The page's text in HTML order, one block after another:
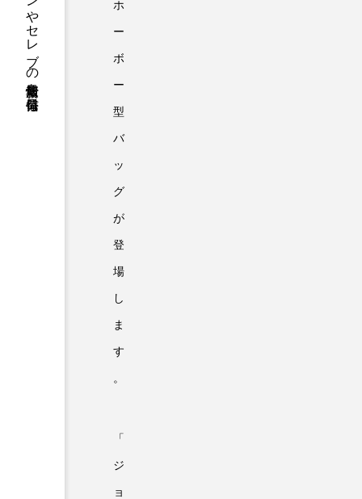
ホ
ー
ボ
ー
型
バ
ッ
グ
が
登
場
し
ま
す
。
「
ジ
ョ